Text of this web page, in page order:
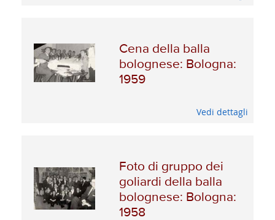
Cena della balla
bolognese: Bologna:
1959
Vedi dettagli
Foto di gruppo dei
goliardi della balla
bolognese: Bologna:
1958